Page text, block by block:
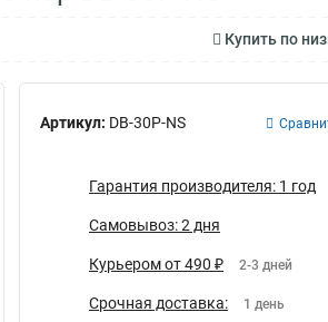
Купить по
Артикул: DB-30P-NS
Гарантия производителя: 1 год
Самовывоз: 2 дня
Курьером от 490 ₽ 2-3 дней
Срочная доставка: 1 день